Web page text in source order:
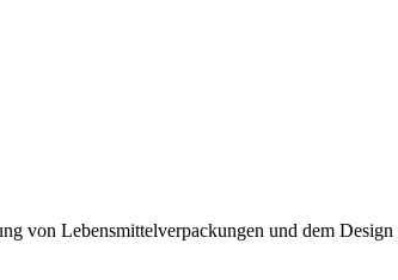
von Lebensmittelverpackungen und dem